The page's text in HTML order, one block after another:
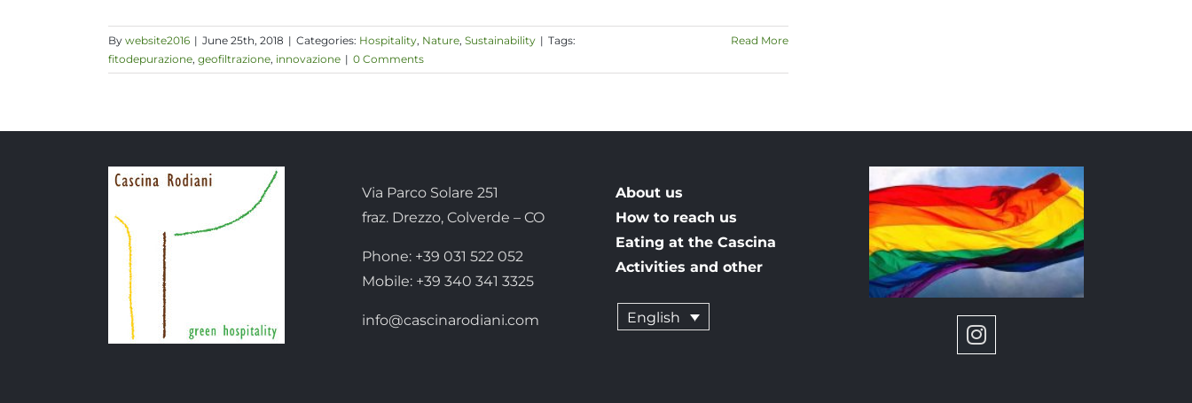
By website2016 | June 25th, 2018 | Categories: Hospitality, Nature, Sustainability | Tags:
fitodepurazione, geofiltrazione, innovazione | 0 Comments
Read More
Via Parco Solare 251
fraz. Drezzo, Colverde – CO
Phone: +39 031 522 052
Mobile: +39 340 341 3325
info@cascinarodiani.com
About us
How to reach us
Eating at the Cascina
Activities and other
English